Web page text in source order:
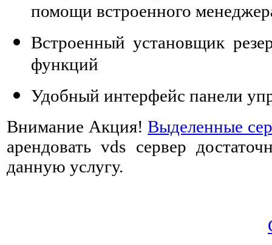
помощи встроенного
Встроенный установщик
функций
Удобный интерфейс панели
Внимание Акция!Выделенные
арендовать vds сервер
данную услугу.